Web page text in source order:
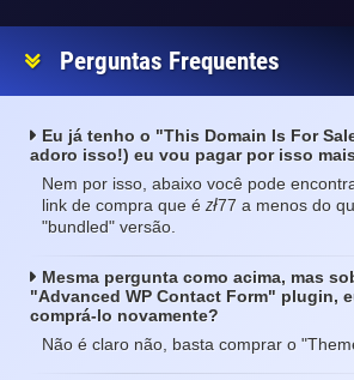
Perguntas Frequentes
Eu já tenho o "This Domain Is For
adoro isso!) eu vou pagar por isso
Nem por isso, abaixo você pode
link de compra que é zł77 a menos do
"bundled" versão.
Mesma pergunta como acima, mas
"Advanced WP Contact Form" plugin,
comprá-lo novamente?
Não é claro não, basta comprar o